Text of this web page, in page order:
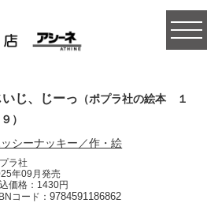
いじ、じーっ （ポプラ社の絵本 １
）
シーナッキー／作・絵
ラ社
年09月発売
価格：1430円
コード：9784591186862